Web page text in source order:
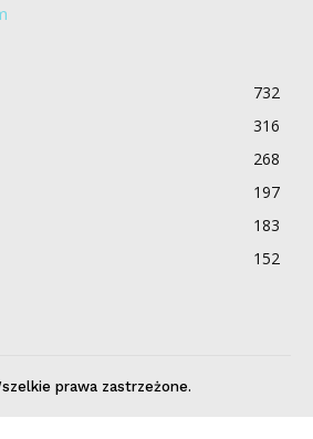
732
316
268
197
183
152
prawa zastrzeżone.